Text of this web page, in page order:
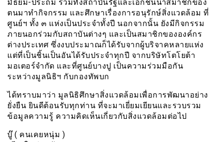
มัธยม-ประถม รวมทั้งสถาบันรัฐและเอกชนนำสมาชิกของ
ตนมาทำกิจกรรม และศึกษาเรื่องการอนุรักษ์สิ่งแวดล้อม ที่
ศูนย์ฯ ทั้ง ๓ แห่งเป็นประจำทั้งปี นอกจากนั้น ยังมีกิจกรรม
ภายนอกร่วมกับสถาบันต่างๆ และเป็นสมาชิกขององค์กร
ต่างประเทศ ซึ่งงบประมาณก็ได้รับจากผู้บริจาคหลายแห่ง
แต่ที่เป็นชิ้นเป็นอันได้รับประจำทุกปี จากบริษัทโตโยต้า
มอเตอร์จำกัด และที่ศูนย์บางปู เป็นความร่วมมือกัน
ระหว่างมูลนิธิฯ กับกองทัพบก
ได้ทราบมาว่า มูลนิธิศึกษาสิ่งแวดล้อมเพื่อการพัฒนาอย่าง
ยั่งยืน ยินดีต้อนรับทุกท่าน ที่จะมาเยี่ยมเยียนและรวบรวม
ข้อมูลความรู้ ความคิดเห็นเกี่ยวกับสิ่งแวดล้อมต่อไป
บู๊ ( คนเคยหนุ่ม )